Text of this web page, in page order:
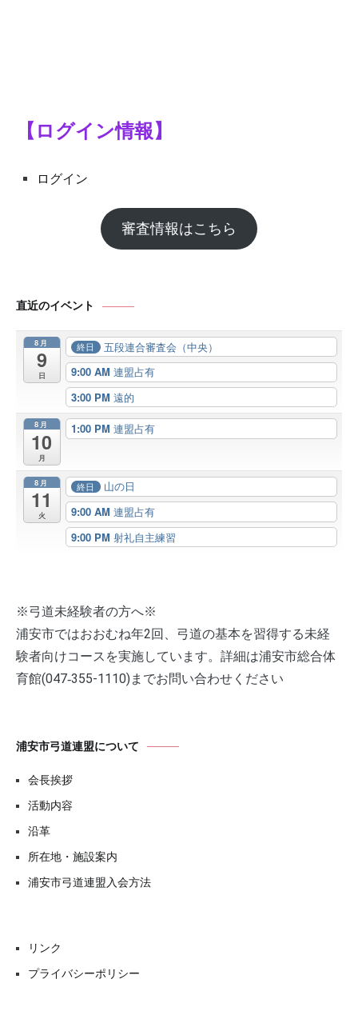
【ログイン情報】
ログイン
審査情報はこちら
直近のイベント
8月
9
日
終日
五段連合審査会（中央）
9:00 AM 連盟占有
3:00 PM 遠的
8月
10
月
1:00 PM 連盟占有
8月
11
火
終日
山の日
9:00 AM 連盟占有
9:00 PM 射礼自主練習
※弓道未経験者の方へ※
浦安市ではおおむね年2回、弓道の基本を習得する未経
験者向けコースを実施しています。詳細は浦安市総合体
育館(047‐355-1110)までお問い合わせください
浦安市弓道連盟について
会長挨拶
活動内容
沿革
所在地・施設案内
浦安市弓道連盟入会方法
リンク
プライバシーポリシー